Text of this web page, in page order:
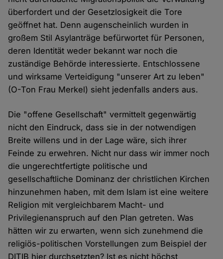
überfordert und der Gesetzlosigkeit die Tore
geöffnet hat. Denn augenscheinlich wurden in
großem Stil Asylanträge befürwortet für Personen,
deren Identität weder bekannt war noch die
zuständige Behörde interessierte. Entschlossene
und wirksame Verteidigung "unserer Art zu leben"
(O-Ton Frau Merkel) sieht jedenfalls anders aus.
Die "offene Gesellschaft" vermittelt gegenwärtig
nicht den Eindruck, dass sie in der notwendigen
Breite willens und in der Lage wäre, sich ihrer
Feinde zu erwehren. Nicht nur dass wir immer noch
die ungerechtfertigte politische und
gesellschaftliche Dominanz der christlichen Kirchen
hinzunehmen haben, mit dem Islam ist eine weitere
Religion mit vergleichbarem Macht- und
Privilegienanspruch auf den Plan getreten. Was
hätten wir zu erwarten, wenn sich zunehmend die
religiös-politischen Vorstellungen zum Beispiel der
DITIB hier durchsetzten? Ist es nicht höchst